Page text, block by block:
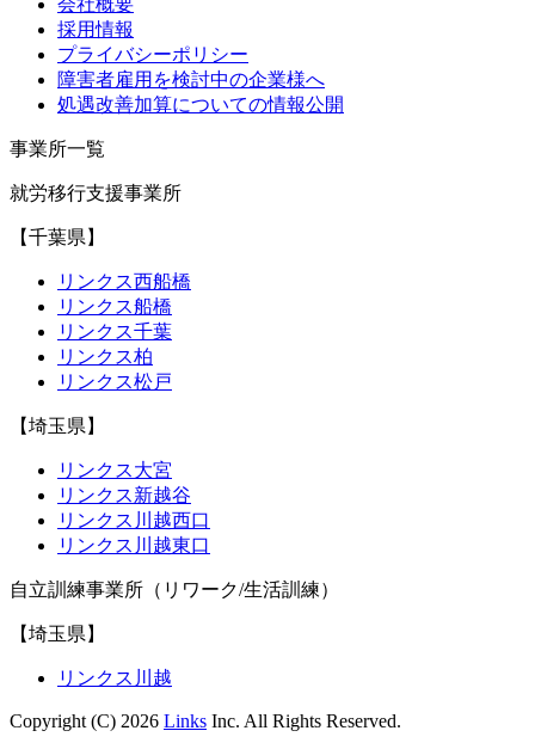
会社概要
採用情報
プライバシーポリシー
障害者雇用を検討中の企業様へ
処遇改善加算についての情報公開
事業所一覧
就労移行支援事業所
【千葉県】
リンクス西船橋
リンクス船橋
リンクス千葉
リンクス柏
リンクス松戸
【埼玉県】
リンクス大宮
リンクス新越谷
リンクス川越西口
リンクス川越東口
自立訓練事業所（リワーク/生活訓練）
【埼玉県】
リンクス川越
Copyright (C) 2026 Links Inc. All Rights Reserved.